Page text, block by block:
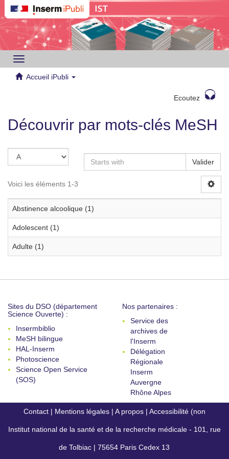
Toggle
navigation
Accueil iPubli
Ecoutez
Découvrir par mots-clés MeSH
Valider
Voici les éléments 1-3
Abstinence alcoolique (1)
Adolescent (1)
Adulte (1)
Sites du DSO (département
Science Ouverte) :
Insermbiblio
MeSH bilingue
HAL-Inserm
Photoscience
Science Open Service
(SOS)
Nos partenaires :
Service des
archives de
l'Inserm
Délégation
Régionale
Inserm
Auvergne
Rhône Alpes
Contact | Mentions légales | A propos | Accessibilité (non
conforme)
Institut national de la santé et de la recherche médicale - 101, rue
de Tolbiac | 75654 Paris Cedex 13